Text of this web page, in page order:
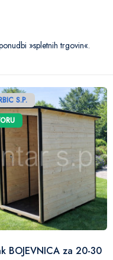
»spletnih trgovin«.
S.P.
BOJEVNICA za 20-30